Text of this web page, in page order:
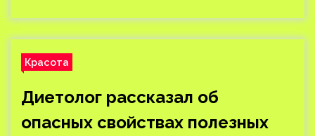
Красота
Диетолог рассказал об
опасных свойствах полезных